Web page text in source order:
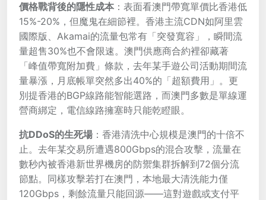
價格戰背後的隱性成本 ：表面看澳門帶寬單價比香港低
15%-20%，但魔鬼在細節裡。香港主流CDN如阿里雲
國際版、Akamai的流量包常有「突發寬容」，瞬間流
量超售30%也不會限速。澳門供應商合約裡卻藏著
「峰值帶寬附加費」條款，去年某手遊公司活動期間流
量暴漲，月底帳單突然多出40%的「超額費用」。更
別提香港的BGP線路能智能選路，而澳門多數是單線運
營商綁定，電信線路擁塞時只能乾瞪眼。
抗DDoS的生死場 ：香港清洗中心規模是澳門的十倍不
止。去年某交易所遭遇800Gbps的混合攻擊，流量在
數秒內被香港新世界機房的防禦集群拆解到72個分流
節點。同樣攻擊若打在澳門，本地最大清洗能力僅
120Gbps，剩餘流量只能回源——這對遊戲或支付平